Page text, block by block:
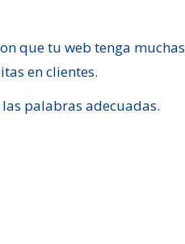
que tu web tenga muchas
en clientes.
palabras adecuadas.